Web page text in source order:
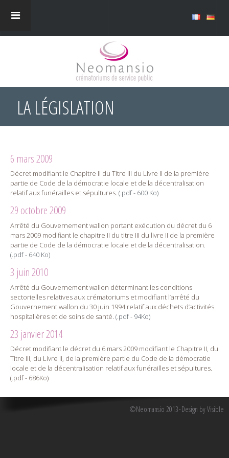
LA LÉGISLATION
6 mars 2009
Décret modifiant le Chapitre II du Titre III du Livre II de la première
partie de Code de la démocratie locale et de la décentralisation
relatif aux funérailles et sépultures. (.pdf - 600 Ko)
29 octobre 2009
Arrêté du Gouvernement wallon portant exécution du décret du 6
mars 2009 modifiant le chapitre II du titre III du livre II de la première
partie de Code de la démocratie locale et de la décentralisation.
(.pdf - 640 Ko)
3 juin 2010
Arrêté du Gouvernement wallon déterminant les conditions
sectorielles relatives aux crématoriums et modifiant l’arrêté du
Gouvernement wallon du 30 juin 1994 relatif aux déchets d’activités
hospitalières et de soins de santé. (.pdf - 94Ko)
23 janvier 2014
Décret modifiant le décret du 6 mars 2009 modifiant le Chapitre II, du
Titre III, du Livre II, de la première partie du Code de la démocratie
locale et de la décentralisation relatif aux funérailles et sépultures.
(.pdf - 686Ko)
©Neomansio 2013 Design by Visible